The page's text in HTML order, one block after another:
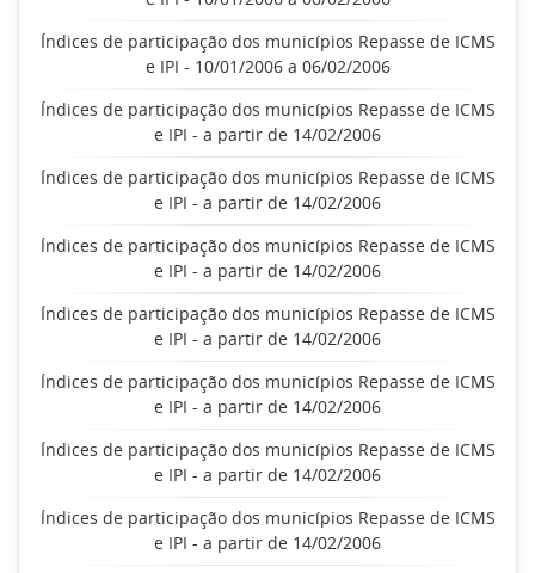
Índices de participação dos municípios Repasse de ICMS
e IPI - 10/01/2006 a 06/02/2006
Índices de participação dos municípios Repasse de ICMS
e IPI - a partir de 14/02/2006
Índices de participação dos municípios Repasse de ICMS
e IPI - a partir de 14/02/2006
Índices de participação dos municípios Repasse de ICMS
e IPI - a partir de 14/02/2006
Índices de participação dos municípios Repasse de ICMS
e IPI - a partir de 14/02/2006
Índices de participação dos municípios Repasse de ICMS
e IPI - a partir de 14/02/2006
Índices de participação dos municípios Repasse de ICMS
e IPI - a partir de 14/02/2006
Índices de participação dos municípios Repasse de ICMS
e IPI - a partir de 14/02/2006